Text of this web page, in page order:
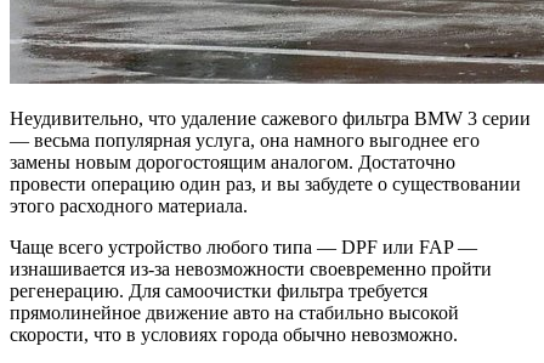
Неудивительно, что удаление сажевого фильтра BMW 3 серии
— весьма популярная услуга, она намного выгоднее его
замены новым дорогостоящим аналогом. Достаточно
провести операцию один раз, и вы забудете о существовании
этого расходного материала.
Чаще всего устройство любого типа — DPF или FAP —
изнашивается из-за невозможности своевременно пройти
регенерацию. Для самоочистки фильтра требуется
прямолинейное движение авто на стабильно высокой
скорости, что в условиях города обычно невозможно.